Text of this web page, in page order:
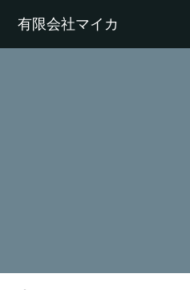
有限会社マイカ